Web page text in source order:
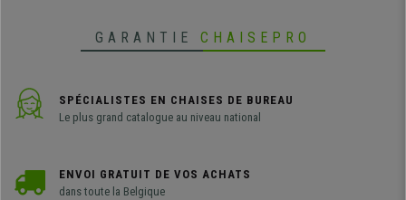
GARANTIE CHAISEPRO
SPÉCIALISTES EN CHAISES DE BUREAU
Le plus grand catalogue au niveau national
ENVOI GRATUIT DE VOS ACHATS
dans toute la Belgique